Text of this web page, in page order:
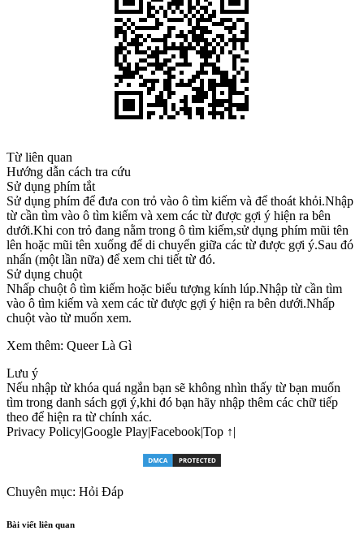
Từ liên quan
Hướng dẫn cách tra cứu
Sử dụng phím tắt
Sử dụng phím để đưa con trỏ vào ô tìm kiếm và để thoát khỏi.Nhập
từ cần tìm vào ô tìm kiếm và xem các từ được gợi ý hiện ra bên
dưới.Khi con trỏ đang nằm trong ô tìm kiếm,sử dụng phím mũi tên
lên hoặc mũi tên xuống để di chuyển giữa các từ được gợi ý.Sau đó
nhấn (một lần nữa) để xem chi tiết từ đó.
Sử dụng chuột
Nhấp chuột ô tìm kiếm hoặc biểu tượng kính lúp.Nhập từ cần tìm
vào ô tìm kiếm và xem các từ được gợi ý hiện ra bên dưới.Nhấp
chuột vào từ muốn xem.
Xem thêm: Queer Là Gì
Lưu ý
Nếu nhập từ khóa quá ngắn bạn sẽ không nhìn thấy từ bạn muốn
tìm trong danh sách gợi ý,khi đó bạn hãy nhập thêm các chữ tiếp
theo để hiện ra từ chính xác.
Privacy Policy|Google Play|Facebook|Top ↑|
Chuyên mục: Hỏi Đáp
Bài viết liên quan